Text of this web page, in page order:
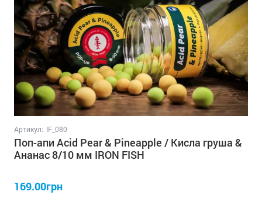
Артикул: IF_080
Поп-апи Acid Pear & Pineapple / Кисла груша &
Ананас 8/10 мм IRON FISH
169.00грн